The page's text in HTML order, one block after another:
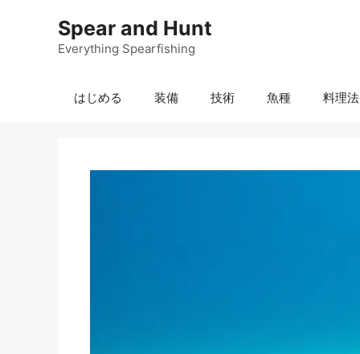
Spear and Hunt
Everything Spearfishing
はじめる 装備 技術 魚種 料理法